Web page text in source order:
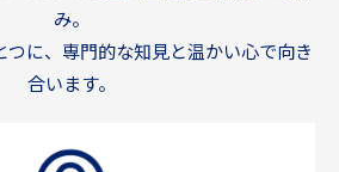
み。
に、専門的な知見と温かい心で向き
合います。